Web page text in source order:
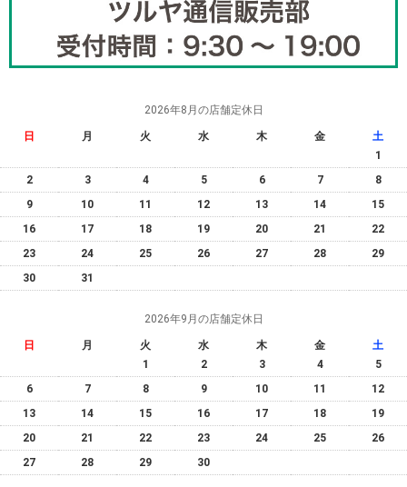
2026年8月の店舗定休日
日 月 火 水 木 金
土
1
2
3 4 5 6 7
8
9
10 11 12 13 14
15
16
17 18 19 20 21
22
23
24 25 26 27 28
29
30
31
2026年9月の店舗定休日
日 月 火 水 木 金
土
1
2 3 4
5
6
7 8 9 10 11
12
13
14 15 16 17 18
19
20
21 22 23 24 25
26
27
28 29 30